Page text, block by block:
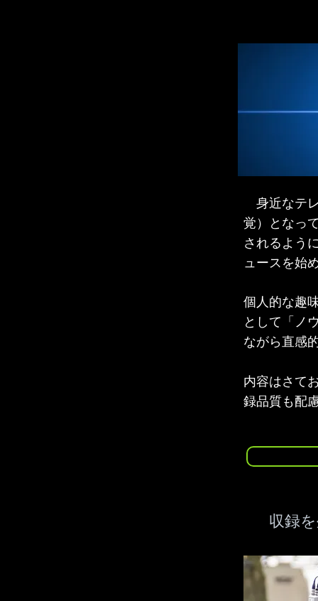
身近なテ
覚）となっ
されるよう
ュースを始
個人的な趣
として「ノ
ながら直感
内容はさて
録品質も配
収録